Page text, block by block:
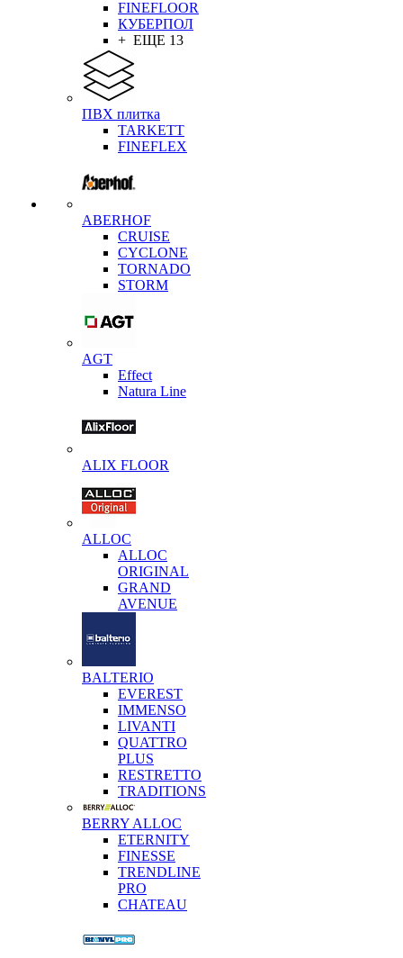
FINEFLOOR
КУБЕРПОЛ
+ ЕЩЕ 13
ПВХ плитка
TARKETT
FINEFLEX
ABERHOF
CRUISE
CYCLONE
TORNADO
STORM
AGT
Effect
Natura Line
ALIX FLOOR
ALLOC
ALLOC
ORIGINAL
GRAND
AVENUE
BALTERIO
EVEREST
IMMENSO
LIVANTI
QUATTRO
PLUS
RESTRETTO
TRADITIONS
BERRY ALLOC
ETERNITY
FINESSE
TRENDLINE
PRO
CHATEAU